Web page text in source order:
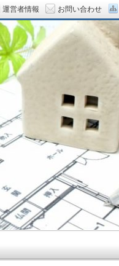
デザイン！
運営者情報 お問い合わせ